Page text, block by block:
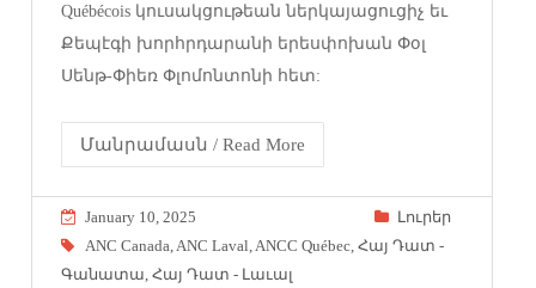
Québécois կուսակցութեան ներկայացուցիչ եւ
Քեպէգի խորհրդարանի երեսփոխան Փօլ
Սենթ-Փիեռ Փլոմոնտոնի հետ:
Մանրամասն / Read More
January 10, 2025
Լուրեր
ANC Canada ANC Laval ANCC Québec ,Հայ Դատ -
Գանատա ,Հայ Դատ - Լաւալ